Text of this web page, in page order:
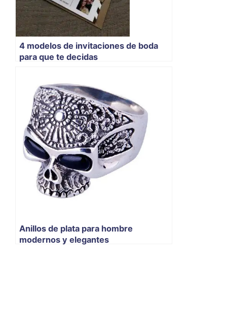
4 modelos de invitaciones de boda
para que te decidas
Anillos de plata para hombre
modernos y elegantes